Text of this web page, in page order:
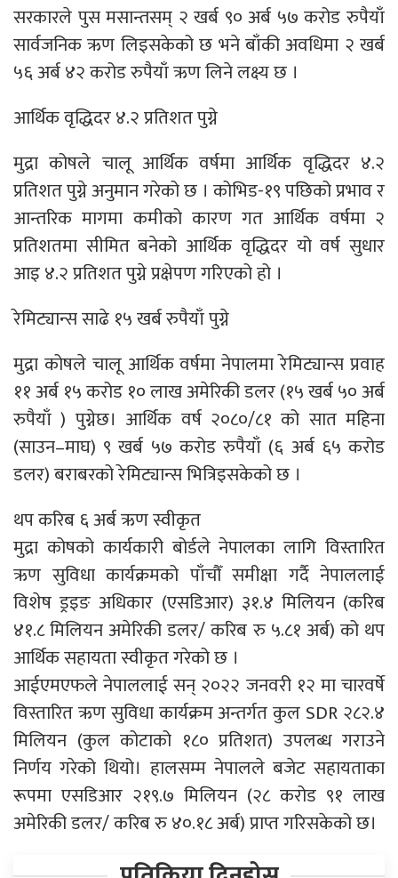
सरकारले पुस मसान्तसम् २ खर्ब ९० अर्ब ५७ करोड रुपैयाँ
सार्वजनिक ऋण लिइसकेको छ भने बाँकी अवधिमा २ खर्ब
५६ अर्ब ४२ करोड रुपैयाँ ऋण लिने लक्ष्य छ ।
आर्थिक वृद्धिदर ४.२ प्रतिशत पुग्ने
मुद्रा कोषले चालू आर्थिक वर्षमा आर्थिक वृद्धिदर ४.२
प्रतिशत पुग्ने अनुमान गरेको छ । कोभिड-१९ पछिको प्रभाव र
आन्तरिक मागमा कमीको कारण गत आर्थिक वर्षमा २
प्रतिशतमा सीमित बनेको आर्थिक वृद्धिदर यो वर्ष सुधार
आइ ४.२ प्रतिशत पुग्ने प्रक्षेपण गरिएको हो ।
रेमिट्यान्स साढे १५ खर्ब रुपैयाँ पुग्ने
मुद्रा कोषले चालू आर्थिक वर्षमा नेपालमा रेमिट्यान्स प्रवाह
११ अर्ब १५ करोड १० लाख अमेरिकी डलर (१५ खर्ब ५० अर्ब
रुपैयाँ ) पुग्नेछ। आर्थिक वर्ष २०८०/८१ को सात महिना
(साउन–माघ) ९ खर्ब ५७ करोड रुपैयाँ (६ अर्ब ६५ करोड
डलर) बराबरको रेमिट्यान्स भित्रिइसकेको छ ।
थप करिब ६ अर्ब ऋण स्वीकृत
मुद्रा कोषको कार्यकारी बोर्डले नेपालका लागि विस्तारित
ऋण सुविधा कार्यक्रमको पाँचौँ समीक्षा गर्दै नेपाललाई
विशेष ड्रइङ अधिकार (एसडिआर) ३१.४ मिलियन (करिब
४१.८ मिलियन अमेरिकी डलर/ करिब रु ५.८१ अर्ब) को थप
आर्थिक सहायता स्वीकृत गरेको छ ।
आईएमएफले नेपाललाई सन् २०२२ जनवरी १२ मा चारवर्षे
विस्तारित ऋण सुविधा कार्यक्रम अन्तर्गत कुल SDR २८२.४
मिलियन (कुल कोटाको १८० प्रतिशत) उपलब्ध गराउने
निर्णय गरेको थियो। हालसम्म नेपालले बजेट सहायताका
रूपमा एसडिआर २१९.७ मिलियन (२८ करोड ९१ लाख
अमेरिकी डलर/ करिब रु ४०.१८ अर्ब) प्राप्त गरिसकेको छ।